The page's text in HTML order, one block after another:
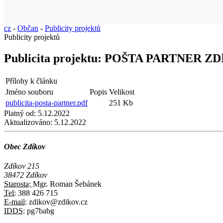
cz - Občan - Publicity projektů
Publicity projektů
Publicita projektu: POŠTA PARTNER
Přílohy k článku
Jméno souboru
Popis Velikost
publicita-posta-partner.pdf
251 Kb
Platný od: 5.12.2022
Aktualizováno: 5.12.2022
Obec Zdíkov
Zdíkov 215
38472 Zdíkov
Starosta: Mgr. Roman Šebánek
Tel: 388 426 715
E-mail: zdikov@zdikov.cz
IDDS: pg7babg